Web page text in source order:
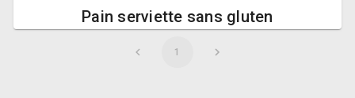
Pain serviette sans gluten
1